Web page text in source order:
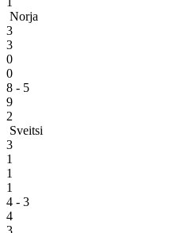
Norja
3
3
0
0
8 - 5
9
2
Sveitsi
3
1
1
1
4 - 3
4